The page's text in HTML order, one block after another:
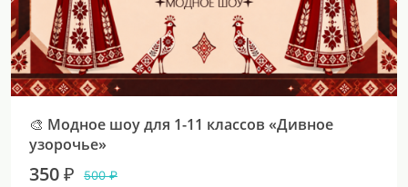
🎨 Модное шоу для 1-11 классов «Дивное
узорочье»
350 ₽ 500 ₽